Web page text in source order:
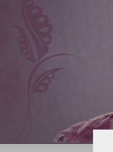
محملة بقنابل عنقودية.